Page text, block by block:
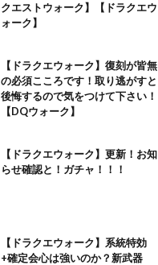
クエストウォーク】【ドラクエウ
ォーク】
【ドラクエウォーク】復刻が皆無
の必須こころです！取り逃がすと
後悔するので気をつけて下さい！
【DQウォーク】
【ドラクエウォーク】更新！お知
らせ確認と！ガチャ！！！
【ドラクエウォーク】系統特効
+確定会心は強いのか？新武器